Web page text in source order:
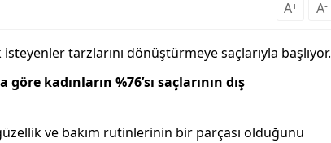
A+ A-
tarzlarını dönüştürmeye saçlarıyla başlıyor.
kadınların %76’sı saçlarının dış
ve bakım rutinlerinin bir parçası olduğunu